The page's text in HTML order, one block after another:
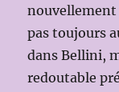
nouvellement
pas toujours
dans Bellini,
redoutable